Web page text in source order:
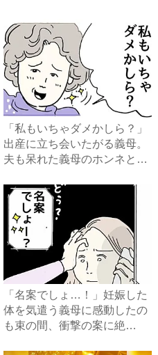
「私もいちゃダメかしら？」
出産に立ち会いたがる義母。
夫も呆れた義母のホンネと
「名案でしょ…！」妊娠した
体を気遣う義母に感動したの
も束の間、衝撃の案に絶